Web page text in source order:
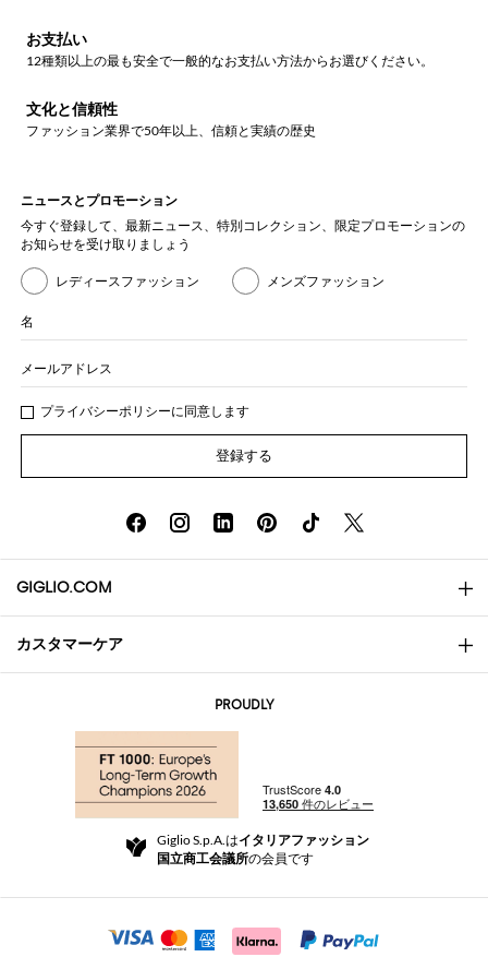
お支払い
12種類以上の最も安全で一般的なお支払い方法からお選びください。
文化と信頼性
ファッション業界で50年以上、信頼と実績の歴史
ニュースとプロモーション
今すぐ登録して、最新ニュース、特別コレクション、限定プロモーションの
お知らせを受け取りましょう
レディースファッション メンズファッション
名
メールアドレス
プライバシーポリシーに同意します
登録する
GIGLIO.COM
会社概要
Community Store
カスタマーケア
返品と返金
For a safe shopping experience
Security Communication
PROUDLY
Giglio S.p.A.はイタリアファッション
国立商工会議所の会員です